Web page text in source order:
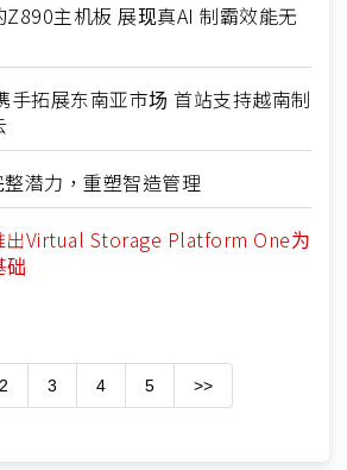
主机板 展现真AI 制霸效能无
手拓展东南亚市场 首站支持越南制
潜力，重塑智造管理
出Virtual Storage Platform One为
础
2 3 4 5 >>